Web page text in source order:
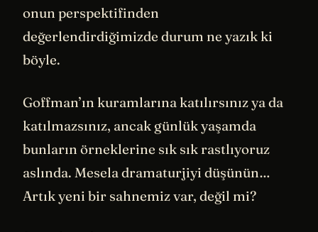
onun perspektifinden
değerlendirdiğimizde durum ne yazık ki
böyle.
Goffman’ın kuramlarına katılırsınız ya da
katılmazsınız, ancak günlük yaşamda
bunların örneklerine sık sık rastlıyoruz
aslında. Mesela dramaturjiyi düşünün…
Artık yeni bir sahnemiz var, değil mi?